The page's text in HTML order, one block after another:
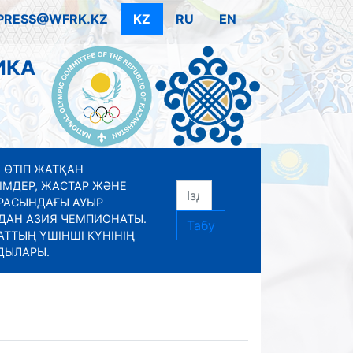
KZ RU EN
ЖАТҚАН
ЖАСТАР ЖӘНЕ
АУЫР
АЗИЯ ЧЕМПИОНАТЫ.
ҮШІНШІ КҮНІНІҢ
Табу